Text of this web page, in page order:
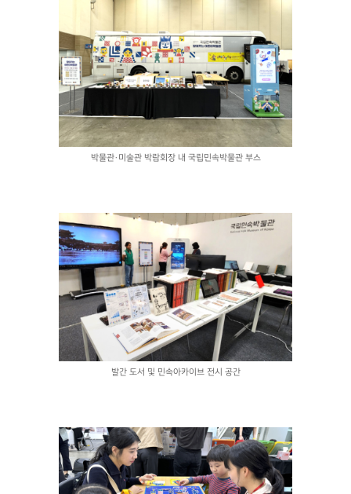
박물관·미술관 박람회장 내 국립민속박물관 부스
발간 도서 및 민속아카이브 전시 공간